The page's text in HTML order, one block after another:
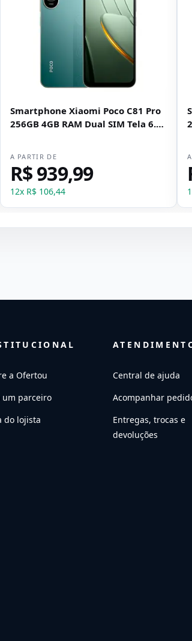
Smartphone Xiaomi Poco C81 Pro
256GB 4GB RAM Dual SIM Tela 6.9"
A PARTIR DE
R$ 939,99
12x R$ 106,44
a Ofertou
um parceiro
do lojista
Central de ajuda
Acompanhar
Entregas, trocas e
devoluções